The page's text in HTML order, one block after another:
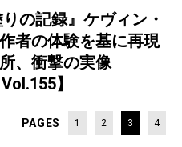
の記録』ケヴィン・
者の体験を基に再現
、衝撃の実像
】
PAGES 1 2 3 4